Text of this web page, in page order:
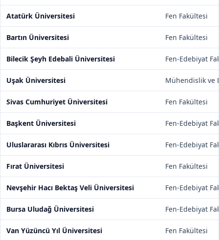
Atatürk Üniversitesi Fen Fakültesi
Bartın Üniversitesi Fen Fakültesi
Bilecik Şeyh Edebali Üniversitesi Fen-Edebiyat
Uşak Üniversitesi Mühendislik ve
Sivas Cumhuriyet Üniversitesi Fen Fakültesi
Başkent Üniversitesi Fen-Edebiyat
Uluslararası Kıbrıs Üniversitesi Fen-Edebiyat
Fırat Üniversitesi Fen Fakültesi
Nevşehir Hacı Bektaş Veli Üniversitesi Fen-Edebiyat
Bursa Uludağ Üniversitesi Fen-Edebiyat
Van Yüzüncü Yıl Üniversitesi Fen Fakültesi